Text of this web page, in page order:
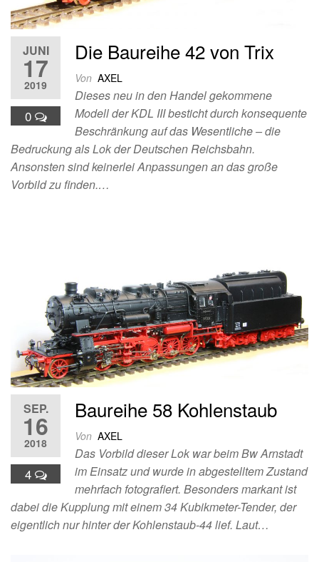
JUNI
17
2019
0
Die Baureihe 42 von Trix
Von AXEL
Dieses neu in den Handel gekommene
Modell der KDL III besticht durch konsequente
Beschränkung auf das Wesentliche – die
Bedruckung als Lok der Deutschen Reichsbahn.
Ansonsten sind keinerlei Anpassungen an das große
Vorbild zu finden.…
SEP.
16
2018
4
Baureihe 58 Kohlenstaub
Von AXEL
Das Vorbild dieser Lok war beim Bw Arnstadt
im Einsatz und wurde in abgestelltem Zustand
mehrfach fotografiert. Besonders markant ist
dabei die Kupplung mit einem 34 Kubikmeter-Tender, der
eigentlich nur hinter der Kohlenstaub-44 lief. Laut…